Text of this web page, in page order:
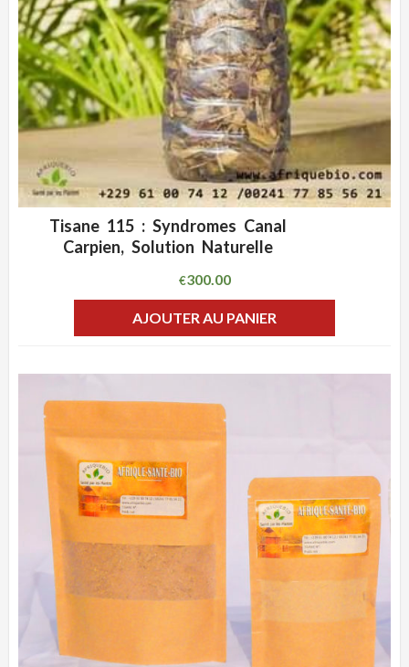
ADD WISHLIST
Tisane 115 : Syndromes Canal
Carpien, Solution Naturelle
€300.00
AJOUTER AU PANIER